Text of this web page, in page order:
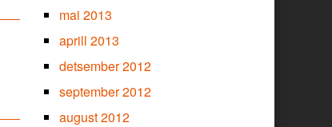
mai 2013
aprill 2013
detsember 2012
september 2012
august 2012